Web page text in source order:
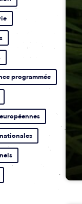
programmée